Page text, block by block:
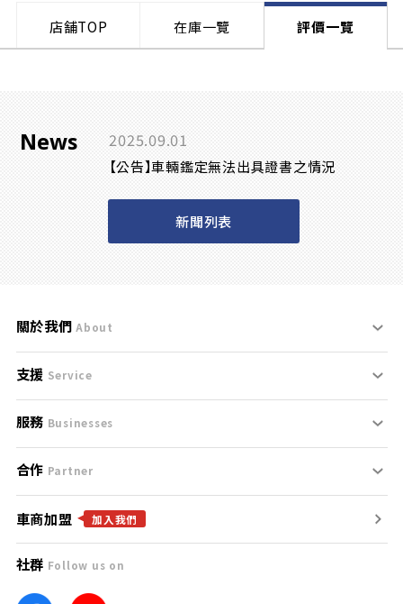
店舗TOP 在庫一覽 評價一覽
News 2025.09.01
【公告】車輛鑑定無法出具證書之情況
新聞列表
關於我們 About
刊登規範
服務條款
免責聲明
隱私權政策
團隊
支援 Service
支援中心
聯絡我們
服務 Businesses
什麼是Goo鑑定？
找好車
找好店
合作 Partner
合作夥伴
廣告合作
車商加盟 加入我們
社群 Follow us on